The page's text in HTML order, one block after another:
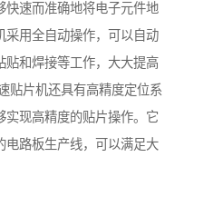
快速而准确地将电子元件地
采用全自动操作，可以自动
贴和焊接等工作，大大提高
贴片机还具有高精度定位系
实现高精度的贴片操作。它
电路板生产线，可以满足大